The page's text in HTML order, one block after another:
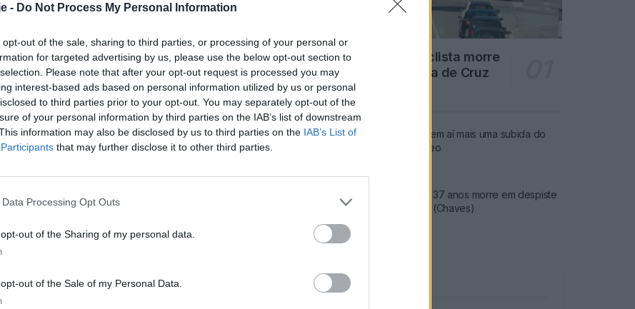
- Do Not Process My Personal Information
opt-out of the sale, sharing to third parties, or processing of your personal or
for targeted advertising by us, please use the below opt-out section to
Please note that after your opt-out request is processed you may
interest-based ads based on personal information utilized by us or personal
to third parties prior to your opt-out. You may separately opt-out of the
of your personal information by third parties on the IAB’s list of downstream
information may also be disclosed by us to third parties on the IAB’s List of
that may further disclose it to other third parties.
Data Processing Opt Outs
out of the Sharing of my personal data.
out of the Sale of my Personal Data.
objetivo
de
Paços do
Famalicão: Motociclista morre
na N14 na freguesia de Cruz
4720 SHARES
Combustíveis: Vem aí mais uma subida do
preço do gasóleo
Famalicense de 37 anos morre em despiste
de mota na A24 (Chaves)
Publicidade